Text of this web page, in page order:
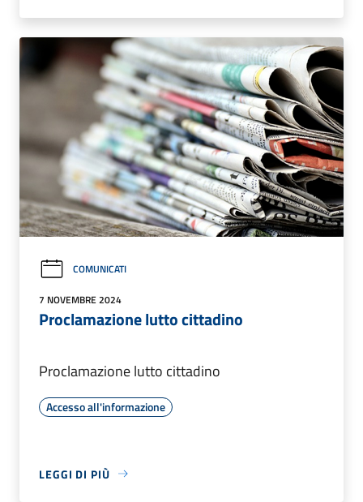
COMUNICATI
7 NOVEMBRE 2024
Proclamazione lutto cittadino
Proclamazione lutto cittadino
Accesso all'informazione
LEGGI DI PIÙ